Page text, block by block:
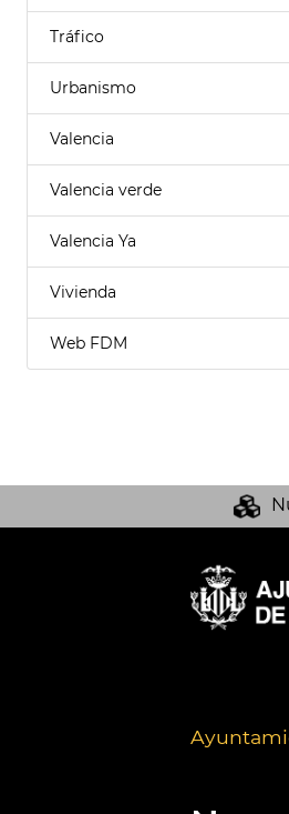
Tráfico
Urbanismo
Valencia
Valencia verde
Valencia Ya
Vivienda
Web FDM